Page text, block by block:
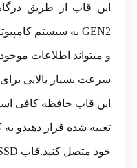
GEN2 به سیستم کامپیوتری شما متصل می شود
و میتواند اطلاعات
سرعت بسیار بالایی برای